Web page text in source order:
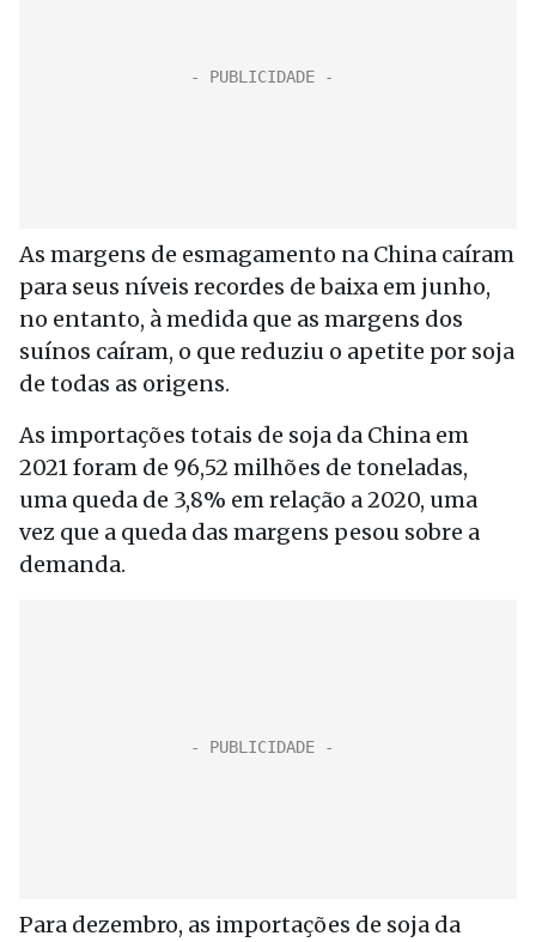
As margens de esmagamento na China caíram
para seus níveis recordes de baixa em junho,
no entanto, à medida que as margens dos
suínos caíram, o que reduziu o apetite por soja
de todas as origens.
As importações totais de soja da China em
2021 foram de 96,52 milhões de toneladas,
uma queda de 3,8% em relação a 2020, uma
vez que a queda das margens pesou sobre a
demanda.
Para dezembro, as importações de soja da